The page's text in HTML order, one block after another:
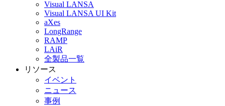
Visual LANSA
Visual LANSA UI Kit
aXes
LongRange
RAMP
LAiR
全製品一覧
リソース
イベント
ニュース
事例